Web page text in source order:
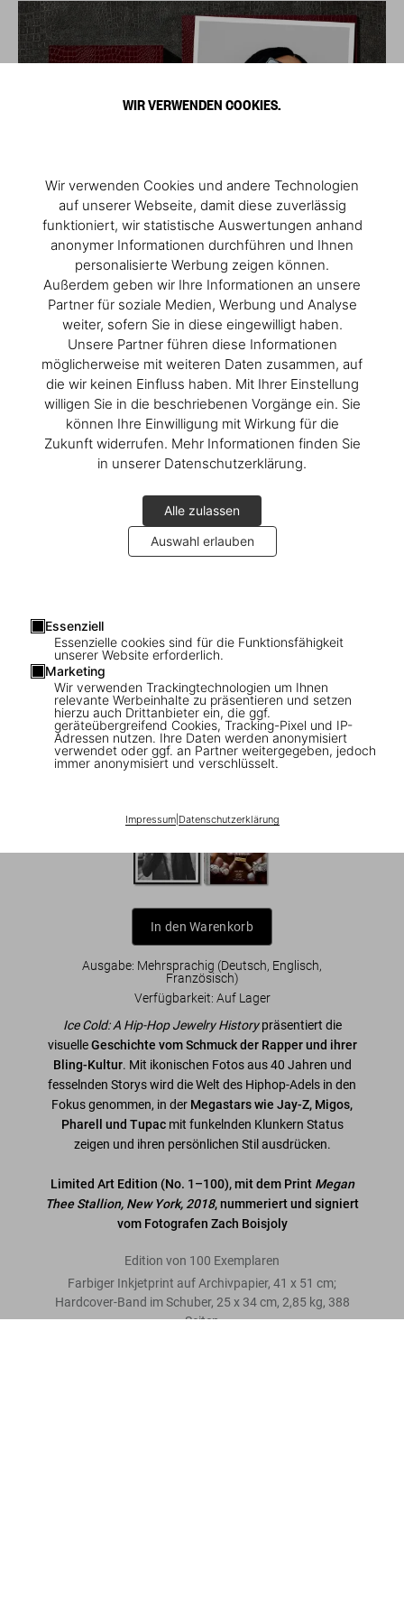
WIR VERWENDEN COOKIES.
Wir verwenden Cookies und andere Technologien
auf unserer Webseite, damit diese zuverlässig
funktioniert, wir statistische Auswertungen anhand
anonymer Informationen durchführen und Ihnen
personalisierte Werbung zeigen können.
Außerdem geben wir Ihre Informationen an unsere
Partner für soziale Medien, Werbung und Analyse
weiter, sofern Sie in diese eingewilligt haben.
Unsere Partner führen diese Informationen
möglicherweise mit weiteren Daten zusammen, auf
die wir keinen Einfluss haben. Mit Ihrer Einstellung
willigen Sie in die beschriebenen Vorgänge ein. Sie
können Ihre Einwilligung mit Wirkung für die
Zukunft widerrufen. Mehr Informationen finden Sie
in unserer Datenschutzerklärung.
Alle zulassen
Auswahl erlauben
Essenziell
Essenzielle cookies sind für die Funktionsfähigkeit
unserer Website erforderlich.
Marketing
Wir verwenden Trackingtechnologien um Ihnen
relevante Werbeinhalte zu präsentieren und setzen
hierzu auch Drittanbieter ein, die ggf.
geräteübergreifend Cookies, Tracking-Pixel und IP-
Adressen nutzen. Ihre Daten werden anonymisiert
verwendet oder ggf. an Partner weitergegeben, jedoch
immer anonymisiert und verschlüsselt.
Impressum| Datenschutzerklärung
XL
Ice Cold. Art Edition No. 1–100. Zach
Boisjoly ‘Megan Thee Stallion’
US$ 1.250
In den Warenkorb
Ausgabe: Mehrsprachig (Deutsch, Englisch,
Französisch)
Verfügbarkeit: Auf Lager
Ice Cold: A Hip-Hop Jewelry Historypräsentiert die
visuelleGeschichte vom Schmuck der Rapper und ihrer
Bling-Kultur. Mit ikonischen Fotos aus 40 Jahren und
fesselnden Storys wird die Welt des Hiphop-Adels in den
Fokus genommen, in der Megastars wie Jay-Z, Migos,
Pharell und Tupacmit funkelnden Klunkern Status
zeigen und ihren persönlichen Stil ausdrücken.
Limited Art Edition (No. 1–100), mit dem Print Megan
Thee Stallion, New York, 2018, nummeriert und signiert
vom Fotografen Zach Boisjoly
Edition von 100 Exemplaren
Farbiger Inkjetprint auf Archivpapier, 41 x 51 cm;
Hardcover-Band im Schuber, 25 x 34 cm, 2,85 kg, 388
Seiten